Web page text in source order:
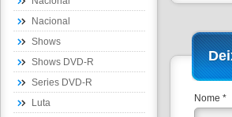
Nacional
Shows
Shows DVD-R
Series DVD-R
Luta
Nome *